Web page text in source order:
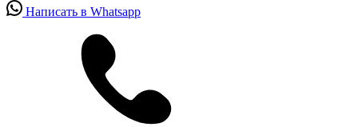
Написать в Whatsapp